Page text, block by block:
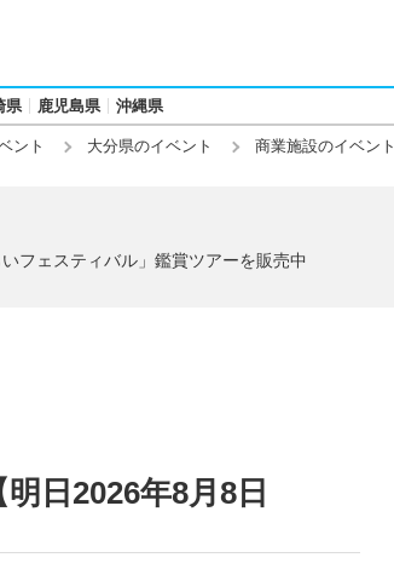
県 鹿児島県 沖縄県
ント 大分県のイベント 商業施設のイベント
フェスティバル」鑑賞ツアーを販売中
日2026年8月8日